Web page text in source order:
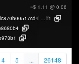
~$ 1.11 @ 0.06
ff1
4 5 ... 26148